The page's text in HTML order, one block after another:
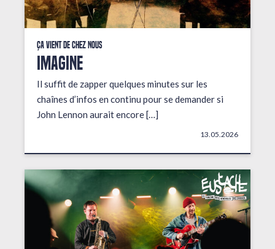
Ça vient de chez nous
IMAGINE
Il suffit de zapper quelques minutes sur les
chaînes d’infos en continu pour se demander si
John Lennon aurait encore […]
13.05.2026